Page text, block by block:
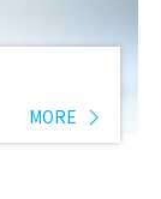
MORE